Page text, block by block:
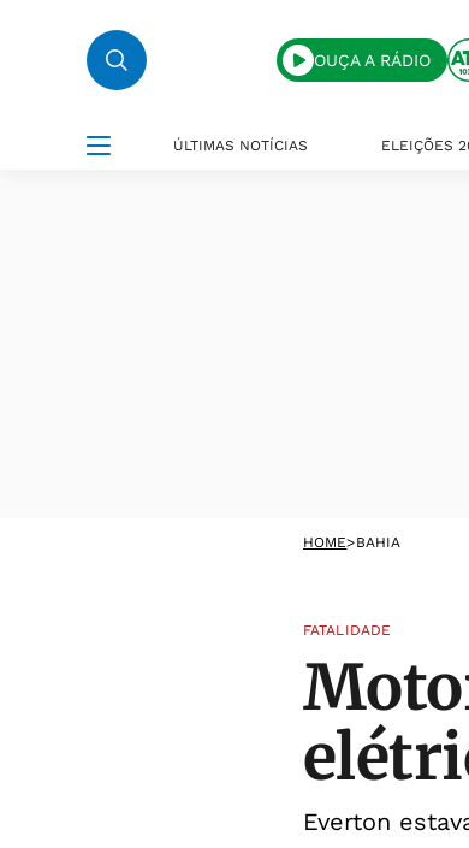
OUÇA A RÁDIO
ÚLTIMAS NOTÍCIAS ELEIÇÕES
HOME>BAHIA
FATALIDADE
Everton